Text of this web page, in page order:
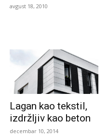
avgust 18, 2010
Lagan kao tekstil,
izdržljiv kao beton
decembar 10, 2014